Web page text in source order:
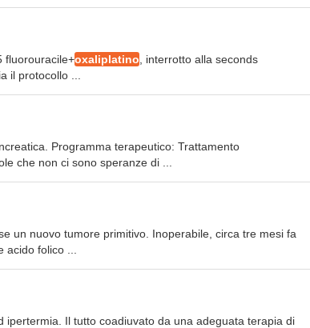
fluorouracile+oxaliplatino , interrotto alla seconds
il protocollo ...
Programma terapeutico: Trattamento
che non ci sono speranze di ...
un nuovo tumore primitivo. Inoperabile, circa tre mesi fa
acido folico ...
ipertermia. Il tutto coadiuvato da una adeguata terapia di